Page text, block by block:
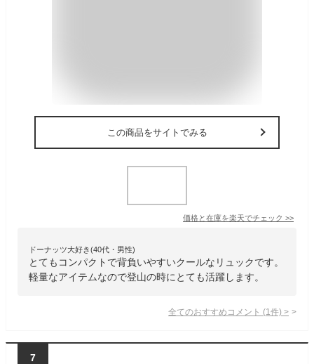
この商品をサイトでみる
価格と在庫を楽天でチェック >>
ドーナッツ大好き(40代・男性)
とてもコンパクトで背負いやすいクールなリュックです。
軽量なアイテムなので登山の時にとても活躍します。
全てのおすすめコメント (1 件) >
7